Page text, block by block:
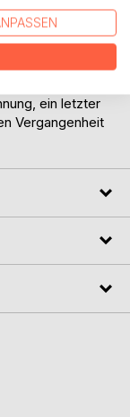
von Sirona
keine
X ist der
ein letzter
Vergangenheit